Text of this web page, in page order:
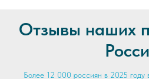
Отзывы наших
Более 12 000 россиян в 2025 году